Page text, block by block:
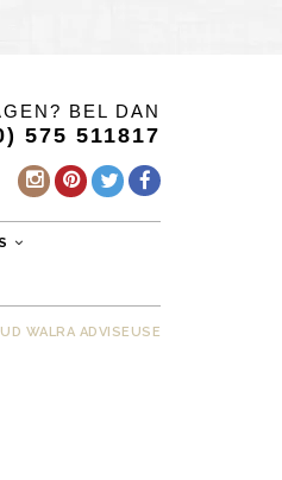
BEL DAN
575 511817
WALRA ADVISEUSE